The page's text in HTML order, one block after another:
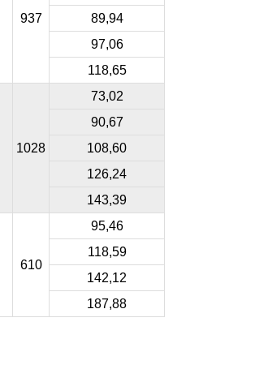
937
89,94
97,06
118,65
1028
73,02
90,67
108,60
126,24
143,39
610
95,46
118,59
142,12
187,88